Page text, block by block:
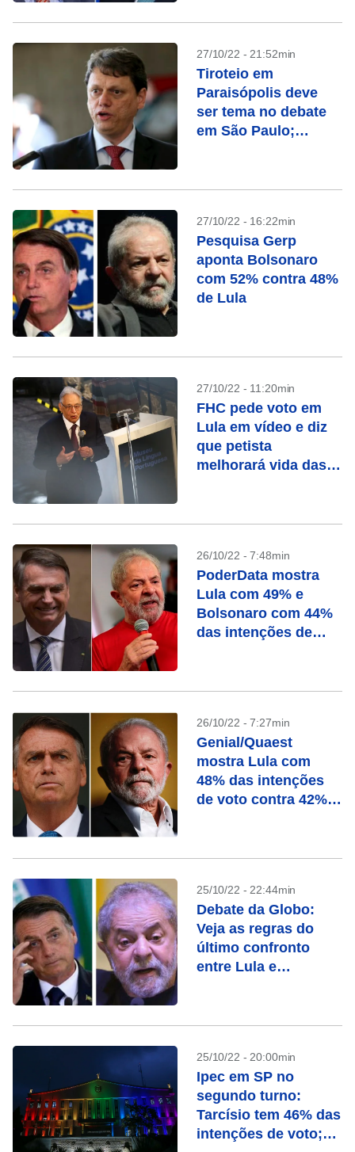
27/10/22 - 21:52min
Tiroteio em
Paraisópolis deve
ser tema no debate
em São Paulo;
27/10/22 - 16:22min
Pesquisa Gerp
aponta Bolsonaro
com 52% contra 48%
de Lula
27/10/22 - 11:20min
FHC pede voto em
Lula em vídeo e diz
que petista
melhorará vida das
26/10/22 - 7:48min
PoderData mostra
Lula com 49% e
Bolsonaro com 44%
das intenções de
26/10/22 - 7:27min
Genial/Quaest
mostra Lula com
48% das intenções
de voto contra 42%
25/10/22 - 22:44min
Debate da Globo:
Veja as regras do
último confronto
entre Lula e
25/10/22 - 20:00min
Ipec em SP no
segundo turno:
Tarcísio tem 46% das
intenções de voto;